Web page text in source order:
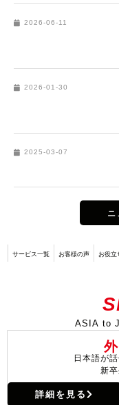
2026-06-11
2026-01-30
2025-03-07
ニ
サービス一覧 お客様の声 お役立
ASIA to
日本語が
新
詳細を見る